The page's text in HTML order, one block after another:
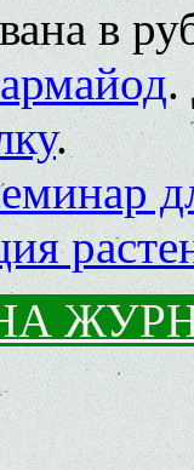
в
.
.